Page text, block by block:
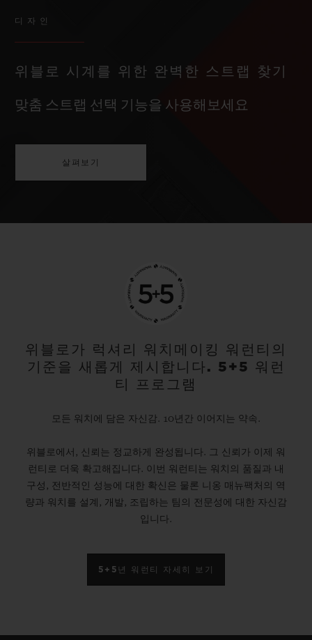
디자인
위블로 시계를 위한 완벽한 스트랩 찾기
맞춤 스트랩 선택 기능을 사용해보세요
살펴보기
위블로가 럭셔리 워치메이킹 워런티의
기준을 새롭게 제시합니다. 5+5 워런
티 프로그램
모든 워치에 담은 자신감. 10년간 이어지는 약속.
위블로에서, 신뢰는 정교하게 완성됩니다. 그 신뢰가 이제 워
런티로 더욱 확고해집니다. 이번 워런티는 워치의 품질과 내
구성, 전반적인 성능에 대한 확신은 물론 니옹 매뉴팩처의 역
량과 워치를 설계, 개발, 조립하는 팀의 전문성에 대한 자신감
입니다.
5+5년 워런티 자세히 보기